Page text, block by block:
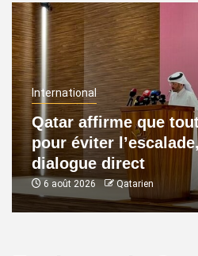
International
Qatar affirme que
pour éviter
dialogue direct
6 août 2026 Qatarien